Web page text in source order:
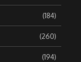
(184)
(260)
(194)